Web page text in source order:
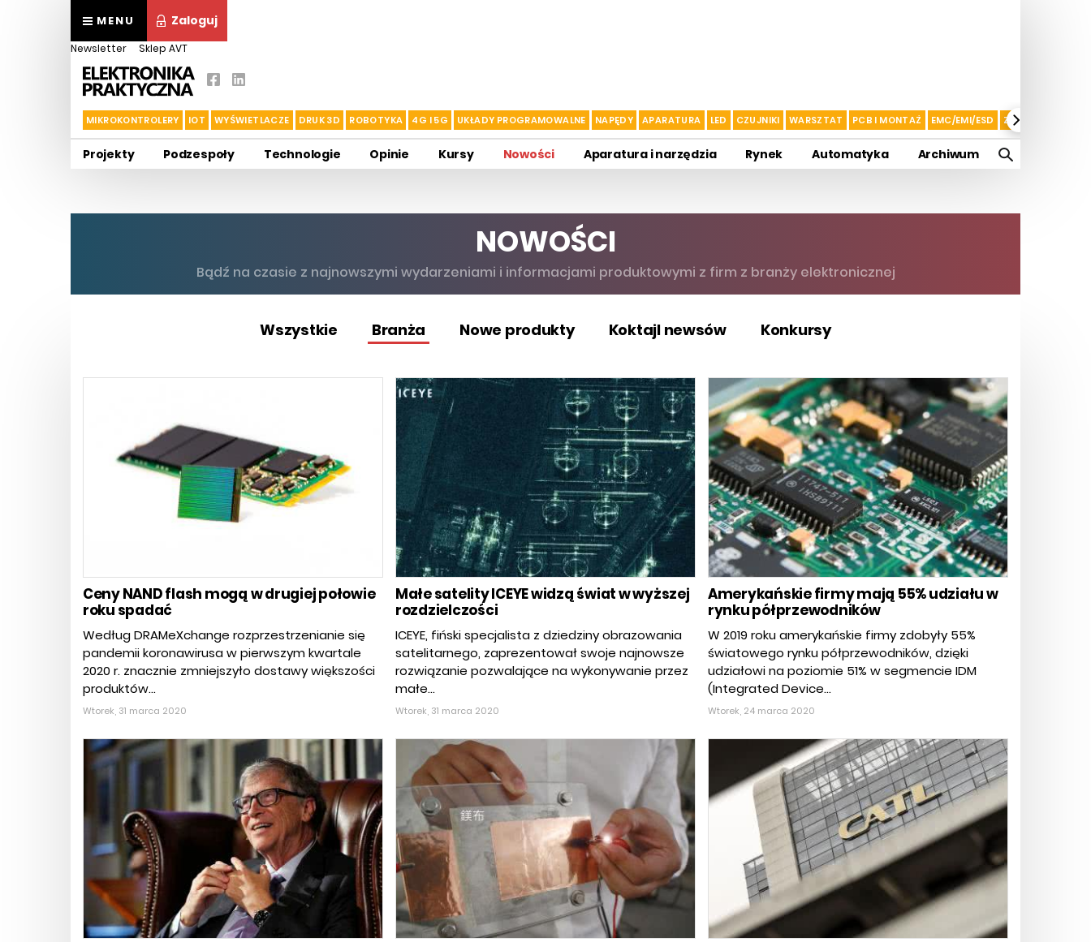
MENU Zaloguj
Newsletter Sklep AVT
MIKROKONTROLERY IOT WYŚWIETLACZE DRUK 3D ROBOTYKA 4G I 5G UKŁADY PROGRAMOWALNE NAPĘDY APARATURA LED CZUJNIKI WARSZTAT PCB I MONTAŻ EMC/EMI/ESD ZASILANIE I
Projekty Podzespoły Technologie Opinie Kursy Nowości Aparatura i narzędzia Rynek Automatyka Archiwum
NOWOŚCI
Bądź na czasie z najnowszymi wydarzeniami i informacjami produktowymi z firm z branży elektronicznej
Wszystkie Branża Nowe produkty Koktajl newsów Konkursy
Ceny NAND flash mogą w drugiej połowie
roku spadać
Według DRAMeXchange rozprzestrzenianie się
pandemii koronawirusa w pierwszym kwartale
2020 r. znacznie zmniejszyło dostawy większości
produktów...
Wtorek, 31 marca 2020
Małe satelity ICEYE widzą świat w wyższej
rozdzielczości
ICEYE, fiński specjalista z dziedziny obrazowania
satelitarnego, zaprezentował swoje najnowsze
rozwiązanie pozwalające na wykonywanie przez
małe...
Wtorek, 31 marca 2020
Amerykańskie firmy mają 55% udziału w
rynku półprzewodników
W 2019 roku amerykańskie firmy zdobyły 55%
światowego rynku półprzewodników, dzięki
udziałowi na poziomie 51% w segmencie IDM
(Integrated Device...
Wtorek, 24 marca 2020